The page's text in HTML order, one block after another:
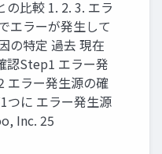
の比較 1. 2. 3. エラ
エラーが発生して
の特定 過去 現在
認Step1 エラー発
エラー発生源の確
つに エラー発生源
Inc. 25